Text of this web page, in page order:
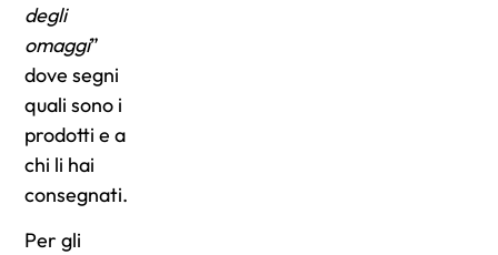
degli
omaggi”
dove segni
quali sono i
prodotti e a
chi li hai
consegnati.
Per gli